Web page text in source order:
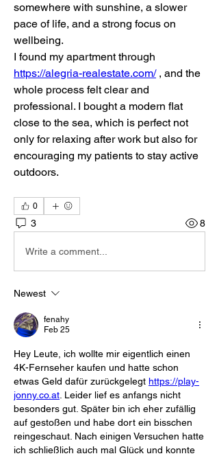
somewhere with sunshine, a slower
pace of life, and a strong focus on
wellbeing.
https://alegria-realestate.com/ , and the
whole process felt clear and
professional. I bought a modern flat
close to the sea, which is perfect not
only for relaxing after work but also for
encouraging my patients to stay active
outdoors.
0
3 8
Write a comment...
Newest
fenahy
Feb 25
Hey Leute, ich wollte mir eigentlich einen
4K-Fernseher kaufen und hatte schon
etwas Geld dafür zurückgelegt https://play-
jonny.co.at . Leider lief es anfangs nicht
besonders gut. Später bin ich eher zufällig
auf gestoßen und habe dort ein bisschen
reingeschaut. Nach einigen Versuchen hatte
ich schließlich auch mal Glück und konnte